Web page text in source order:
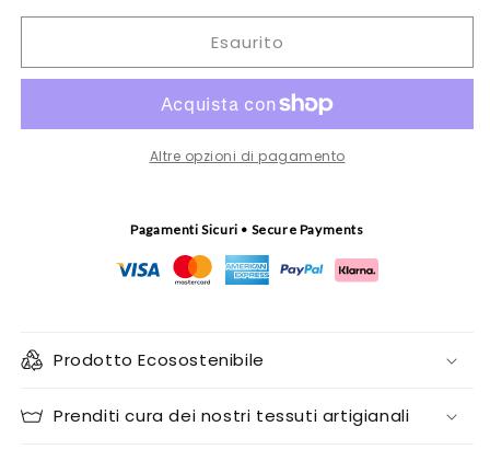
per
Gallo
per
Strofinaccio
Gallo
Esaurito
Altre opzioni di pagamento
Pagamenti Sicuri • Secure Payments
Prodotto Ecosostenibile
Prenditi cura dei nostri tessuti artigianali